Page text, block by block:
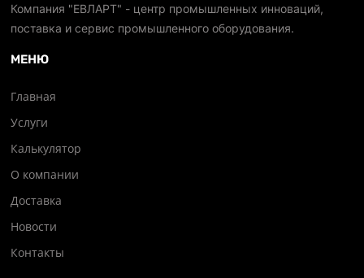
Компания "ЕВЛАРТ" - центр промышленных инноваций,
поставка и сервис промышленного оборудования.
МЕНЮ
Главная
Услуги
Калькулятор
О компании
Доставка
Новости
Контакты